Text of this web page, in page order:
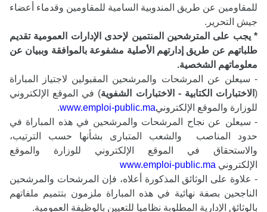
للمقاومين عن طريق المندوبية السامية للمقاومين وقدماء أعضاء
جيش التحرير.
* يجب على المترشحين المنتمين لإحدى الإدارات العمومية تقديم
طلباتهم عن طريق إدارتهم الأصلية مشفوعة بالموافقة وببيان عن
معلوماتهم الشخصية.
- سيعلن عن المرشحات والمرشحين المقبولين لاجتياز المباراة
(الاختبارات الكتابية - الاختبارات الشفوية) في الموقع الإلكتروني
للوزارة والموقع الإلكترونيwww.emploi-public.ma
.
- سيعلن عن نجاح المرشحات والمرشحين في هذه المباراة في
حدود المناصب والشعب المتبارى بشأنها حسب الترتيب،
والاستحقاق في الموقع الإلكتروني للوزارة والموقع
الإلكتروني www.emploi-public.ma
- علاوة على الوثائق المذكورة أعلاه، فإن المرشحات والمرشحين
الناجحين بصفة نهائية في هذه المباراة ملزمون بتتميم ملفاتهم
بالوثائق الإدارية المطلوبة نظاميا للتعيين بالوظيفة العمومية.